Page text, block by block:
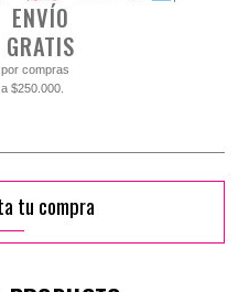
ENVÍO
GRATIS
compras
$250.000.
tu compra